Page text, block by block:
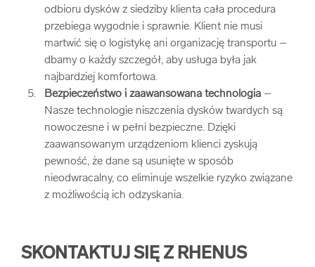
odbioru dysków z siedziby klienta cała procedura
przebiega wygodnie i sprawnie. Klient nie musi
martwić się o logistykę ani organizację transportu –
dbamy o każdy szczegół, aby usługa była jak
najbardziej komfortowa.
Bezpieczeństwo i zaawansowana technologia –
Nasze technologie niszczenia dysków twardych są
nowoczesne i w pełni bezpieczne. Dzięki
zaawansowanym urządzeniom klienci zyskują
pewność, że dane są usunięte w sposób
nieodwracalny, co eliminuje wszelkie ryzyko związane
z możliwością ich odzyskania.
SKONTAKTUJ SIĘ Z RHENUS